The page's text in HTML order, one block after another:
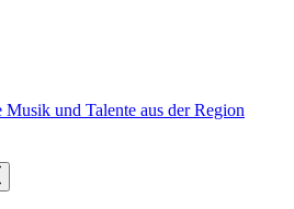
und Talente aus der Region